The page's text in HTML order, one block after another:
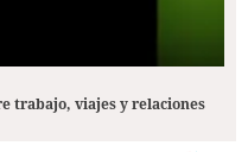
trabajo, viajes y relaciones